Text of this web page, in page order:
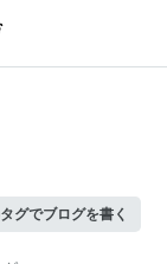
グでブログを書く